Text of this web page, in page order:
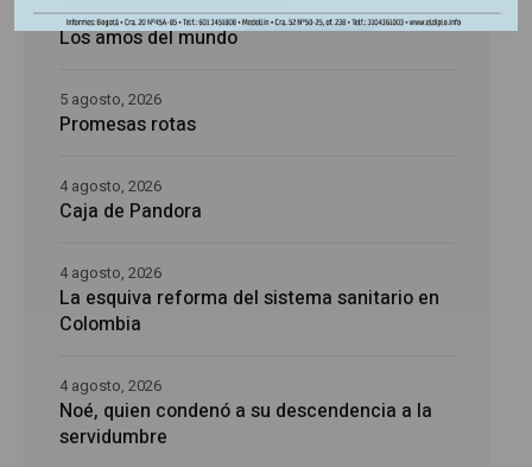
Los amos del mundo
5 agosto, 2026
Promesas rotas
5 agosto, 2026
Caja de Pandora
4 agosto, 2026
La esquiva reforma del sistema sanitario en
Colombia
4 agosto, 2026
Noé, quien condenó a su descendencia a la
servidumbre
4 agosto, 2026